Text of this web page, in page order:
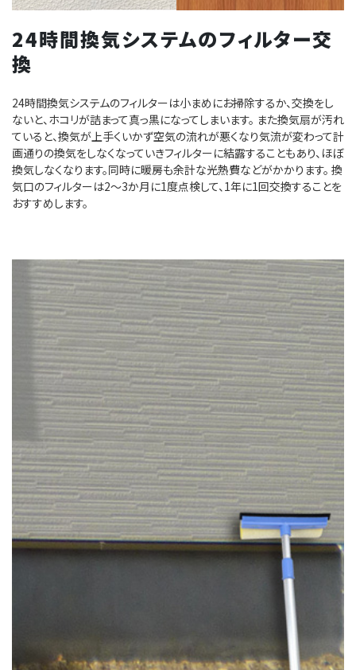
24時間換気システムのフィルター交
換
24時間換気システムのフィルターは小まめにお掃除するか、交換をし
ないと、ホコリが詰まって真っ黒になってしまいます。 また換気扇が汚れ
ていると、換気が上手くいかず空気の流れが悪くなり気流が変わって計
画通りの換気をしなくなっていきフィルターに結露することもあり、ほぼ
換気しなくなります。同時に暖房も余計な光熱費などがかかります。 換
気口のフィルターは2～3か月に1度点検して、1年に1回交換することを
おすすめします。